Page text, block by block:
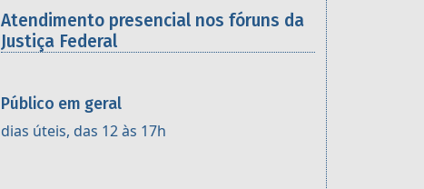
Atendimento presencial nos fóruns da
Justiça Federal
Público em geral
dias úteis, das 12 às 17h